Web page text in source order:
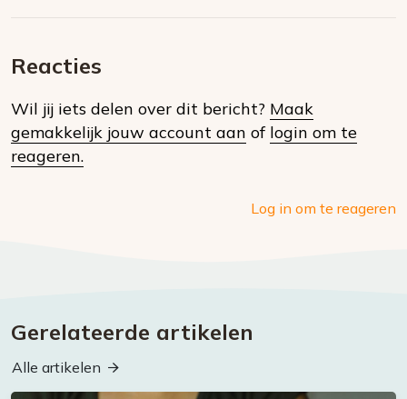
social
Reacties
Wil jij iets delen over dit bericht? Maak
gemakkelijk jouw account aan of login om te
reageren.
Log in om te reageren
Gerelateerde artikelen
Alle artikelen